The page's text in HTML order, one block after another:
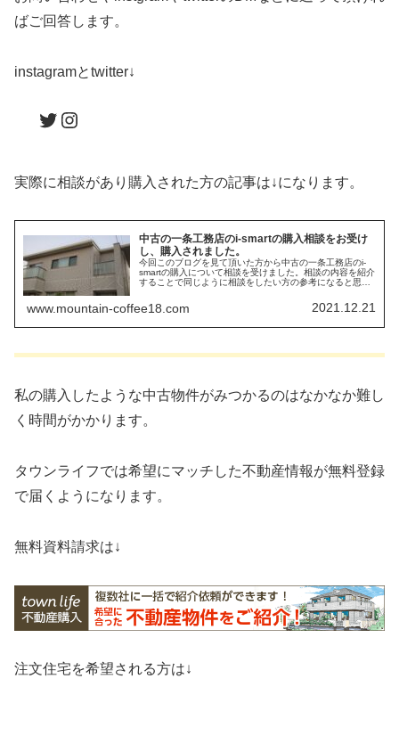
ばご回答します。
instagramとtwitter↓
Twitter
Instagram
実際に相談があり購入された方の記事は↓になります。
中古の一条工務店のi-smartの購入相談をお受け
し、購入されました。
今回このブログを見て頂いた方から中古の一条工務店のi-
smartの購入について相談を受けました。相談の内容を紹介
することで同じように相談をしたい方の参考になると思い
www.mountain-coffee18.com 2021.12.21
私の購入したような中古物件がみつかるのはなかなか難し
く時間がかかります。
タウンライフでは希望にマッチした不動産情報が無料登録
で届くようになります。
無料資料請求は↓
注文住宅を希望される方は↓